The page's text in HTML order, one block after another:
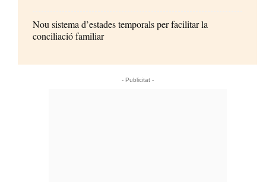
Nou sistema d’estades temporals per facilitar la
conciliació familiar
- Publicitat -